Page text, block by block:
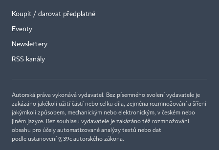
Koupit / darovat předplatné
Eventy
Newslettery
RSS kanály
Autorská práva vykonává vydavatel. Bez písemného svolení vydavatele je
zakázáno jakékoli užití částí nebo celku díla, zejména rozmnožování a šíření
jakýmkoli způsobem, mechanickým nebo elektronickým, v českém nebo
jiném jazyce. Bez souhlasu vydavatele je zakázáno též rozmnožování
obsahu pro účely automatizované analýzy textů nebo dat
podle ustanovení § 39c autorského zákona.